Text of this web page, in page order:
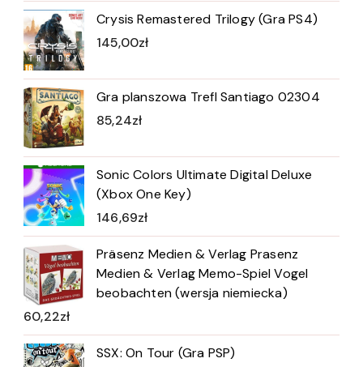
Crysis Remastered Trilogy (Gra PS4)
145,00zł
Gra planszowa Trefl Santiago 02304
85,24zł
Sonic Colors Ultimate Digital Deluxe
(Xbox One Key)
146,69zł
Präsenz Medien & Verlag Prasenz
Medien & Verlag Memo-Spiel Vogel
beobachten (wersja niemiecka)
60,22zł
SSX: On Tour (Gra PSP)